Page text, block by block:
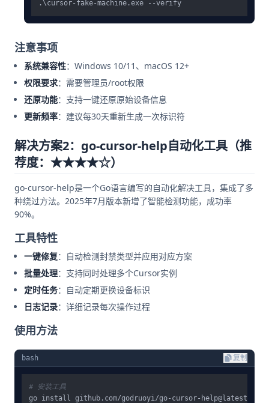
注意事项
系统兼容性：Windows 10/11、macOS 12+
权限要求：需要管理员/root权限
还原功能：支持一键还原原始设备信息
更新频率：建议每30天重新生成一次标识符
解决方案2：go-cursor-help自动化工具（推
荐度：★★★★☆）
go-cursor-help是一个Go语言编写的自动化解决工具，集成了多
种绕过方法。2025年7月版本新增了智能检测功能，成功率
90%。
工具特性
一键修复：自动检测封禁类型并应用对应方案
批量处理：支持同时处理多个Cursor实例
定时任务：自动定期更换设备标识
日志记录：详细记录每次操作过程
使用方法
bash 复制
# 安装工具
go install github.com/godruoyi/go-cursor-help@latest